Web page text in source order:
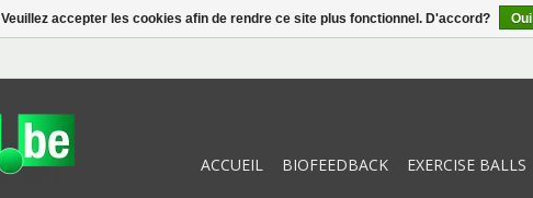
ACCUEIL BIOFEEDBACK EXERCISE BALLS
Veuillez accepter les cookies afin de rendre ce site plus fonctionnel. D'accord? Oui